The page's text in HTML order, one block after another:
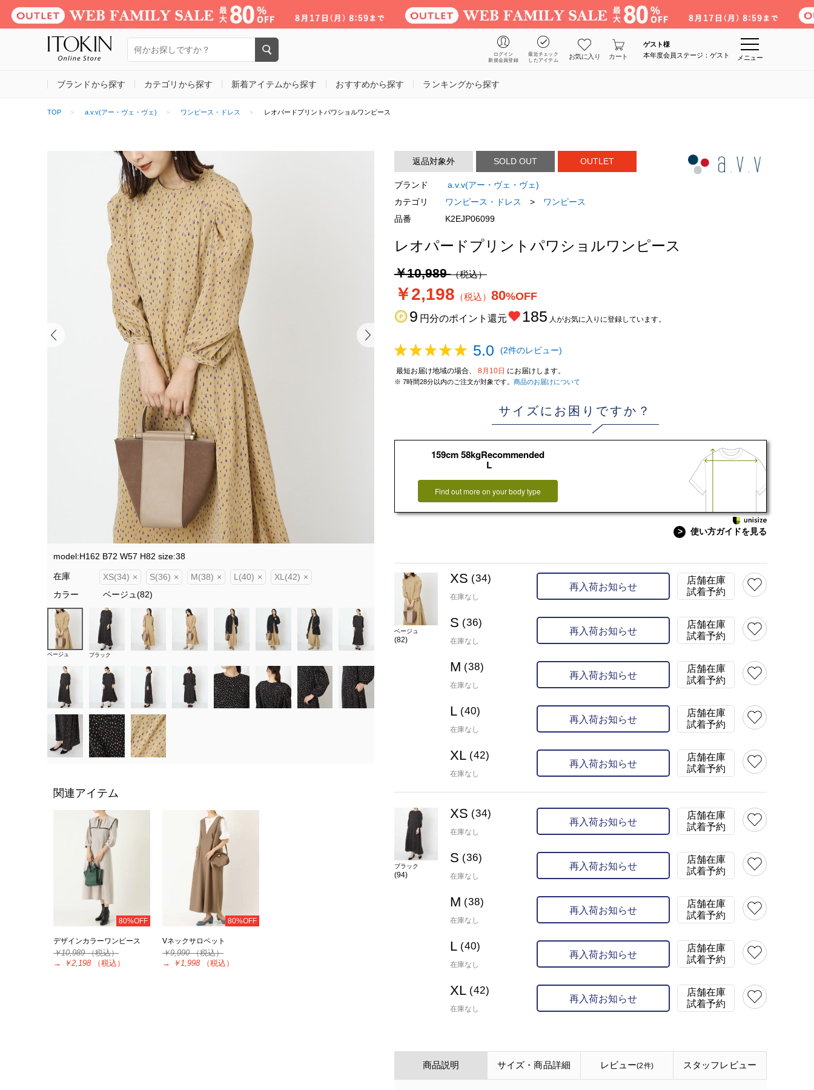
ログイン
新規会員登録
最近チェック
したアイテム
お気に入り カート
ゲスト様
本年度会員ステージ：ゲスト
メニュー
ブランドから探す カテゴリから探す 新着アイテムから探す おすすめから探す ランキングから探す
TOP a.v.v(アー・ヴェ・ヴェ) ワンピース・ドレス レオパードプリントパワショルワンピース
model:H162 B72 W57 H82 size:38
在庫 XS(34) × S(36) × M(38) × L(40) × XL(42) ×
カラー
ベージュ(82)
XS(34) × S(36) M(38) × L(40) × XL(42) ×
カラー
ブラック(94)
ベージュ ブラック
関連アイテム
80%OFF
デザインカラーワンピース
￥10,989（税込）
→
￥2,198 （税込）
80%OFF
Vネックサロペット
￥9,990（税込）
→
￥1,998 （税込）
返品対象外 SOLD OUT OUTLET
ブランド
a.v.v(アー・ヴェ・ヴェ)
カテゴリ
ワンピース・ドレス >
ワンピース
品番
K2EJP06099
レオパードプリントパワショルワンピース
￥10,989（税込）
￥2,198 （税込） 80%OFF
9 円分のポイント還元 185 人がお気に入りに登録しています。
5.0 (2件のレビュー)
最短お届け地域の場合、 8月10日 にお届けします。
※ 7時間28分以内のご注文が対象です。 商品のお届けについて
サイズにお困りですか？
159cm 58kgRecommended
L
Find out more on your body type
> 使い方ガイドを見る
ベージュ
(82)
XS (34)
在庫なし
再入荷お知らせ
店舗在庫
試着予約
S (36)
在庫なし
再入荷お知らせ
店舗在庫
試着予約
M (38)
在庫なし
再入荷お知らせ
店舗在庫
試着予約
L (40)
在庫なし
再入荷お知らせ
店舗在庫
試着予約
XL (42)
在庫なし
再入荷お知らせ
店舗在庫
試着予約
ブラック
(94)
XS (34)
在庫なし
再入荷お知らせ
店舗在庫
試着予約
S (36)
在庫なし
再入荷お知らせ
店舗在庫
試着予約
M (38)
在庫なし
再入荷お知らせ
店舗在庫
試着予約
L (40)
在庫なし
再入荷お知らせ
店舗在庫
試着予約
XL (42)
在庫なし
再入荷お知らせ
店舗在庫
試着予約
商品説明 サイズ・商品詳細 レビュー(2件) スタッフ レビュー